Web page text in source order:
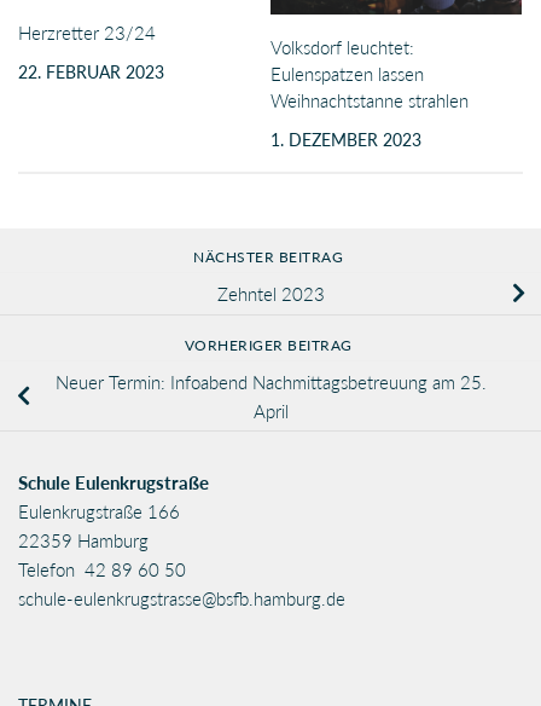
Herzretter 23/24
22. FEBRUAR 2023
Volksdorf leuchtet:
Eulenspatzen lassen
Weihnachtstanne strahlen
1. DEZEMBER 2023
NÄCHSTER BEITRAG
Zehntel 2023
VORHERIGER BEITRAG
Neuer Termin: Infoabend Nachmittagsbetreuung am 25.
April
Schule Eulenkrugstraße
Eulenkrugstraße 166
22359 Hamburg
Telefon 42 89 60 50
schule-eulenkrugstrasse@bsfb.hamburg.de